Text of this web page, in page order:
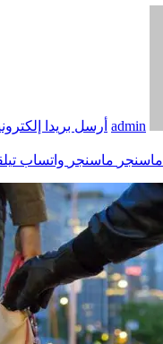
admin أرسل بريدا
ماسنجر ماسنجر واتساب